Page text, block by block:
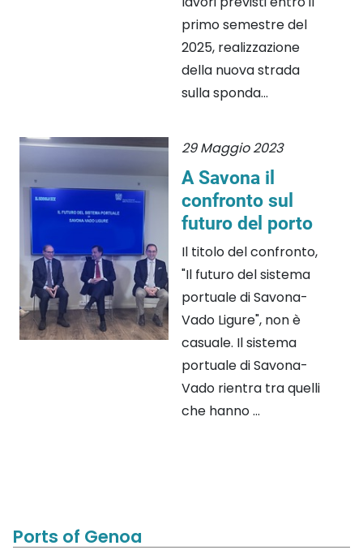
primo semestre del
2025, realizzazione
della nuova strada
sulla sponda...
29 Maggio 2023
A Savona il
confronto sul
futuro del porto
Il titolo del confronto,
"Il futuro del sistema
portuale di Savona-
Vado Ligure", non è
casuale. Il sistema
portuale di Savona-
Vado rientra tra quelli
che hanno ...
Ports of Genoa